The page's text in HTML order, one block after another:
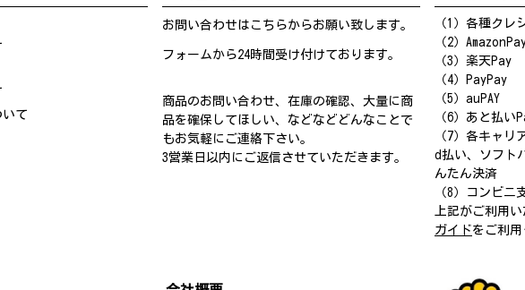
て
お問い合わせは こちらからお願い致します。
フォームから24時間受け付けております。
商品のお問い合わせ、在庫の確認、大量に商
品を確保してほしい、などなどどんなことで
もお気軽にご連絡下さい。
3営業日以内にご返信させていただきます。
（1）各種クレ
（2）
（3）楽天Pay
（4）PayPay
（5）auPAY
（6）あと払い
（7）各キャリ
d払い、ソフト
んたん決済
（8）コンビニ
上記がご利用
ガイドをご利用